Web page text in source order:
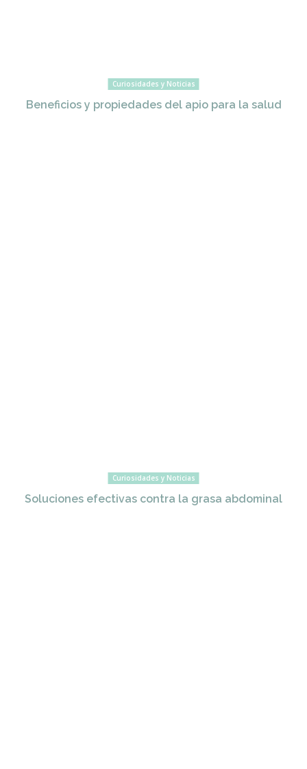
Curiosidades y Noticias
Beneficios y propiedades del apio para la salud
Curiosidades y Noticias
Soluciones efectivas contra la grasa abdominal